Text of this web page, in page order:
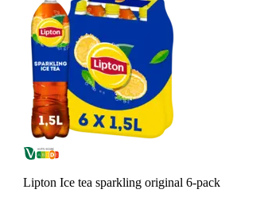
Lipton Ice tea sparkling original 6-pack